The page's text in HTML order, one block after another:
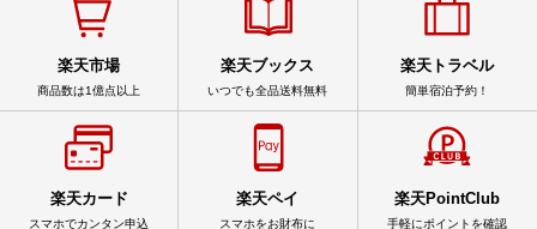
楽天市場
商品数は1億点以上
楽天ブックス
いつでも全品送料無料
楽天トラベル
簡単宿泊予約！
楽天カード
スマホでカンタン申込
楽天ペイ
スマホをお財布に
楽天PointClub
手軽にポイントを確認